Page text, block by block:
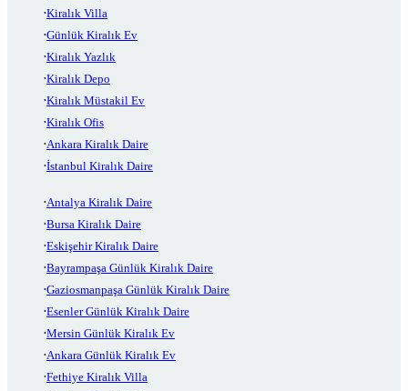
Kiralık Villa
Günlük Kiralık Ev
Kiralık Yazlık
Kiralık Depo
Kiralık Müstakil Ev
Kiralık Ofis
Ankara Kiralık Daire
İstanbul Kiralık Daire
Antalya Kiralık Daire
Bursa Kiralık Daire
Eskişehir Kiralık Daire
Bayrampaşa Günlük Kiralık Daire
Gaziosmanpaşa Günlük Kiralık Daire
Esenler Günlük Kiralık Daire
Mersin Günlük Kiralık Ev
Ankara Günlük Kiralık Ev
Fethiye Kiralık Villa